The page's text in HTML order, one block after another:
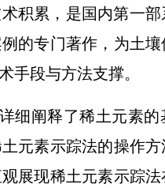
积累，是国内第一部
的专门著作，为土
手段与方法支撑。
细阐释了稀土元素的
元素示踪法的操作方
展现稀土元素示踪法